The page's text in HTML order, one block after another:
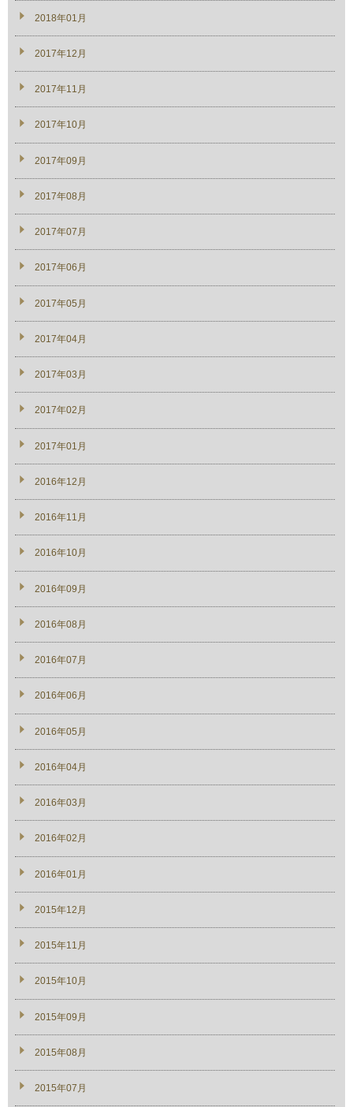
2018年01月
2017年12月
2017年11月
2017年10月
2017年09月
2017年08月
2017年07月
2017年06月
2017年05月
2017年04月
2017年03月
2017年02月
2017年01月
2016年12月
2016年11月
2016年10月
2016年09月
2016年08月
2016年07月
2016年06月
2016年05月
2016年04月
2016年03月
2016年02月
2016年01月
2015年12月
2015年11月
2015年10月
2015年09月
2015年08月
2015年07月